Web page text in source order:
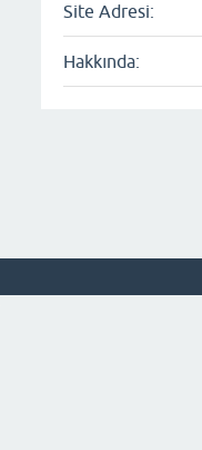
Site Adresi:
Hakkında: